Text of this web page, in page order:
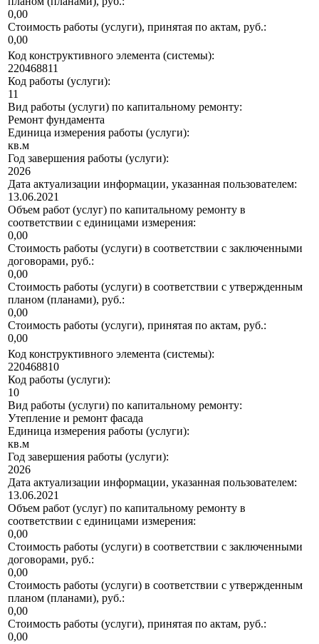
0,00
Стоимость работы (услуги), принятая по актам, руб.:
0,00
Код конструктивного элемента (системы):
220468811
Код работы (услуги):
11
Вид работы (услуги) по капитальному ремонту:
Ремонт фундамента
Единица измерения работы (услуги):
кв.м
Год завершения работы (услуги):
2026
Дата актуализации информации, указанная пользователем:
13.06.2021
Объем работ (услуг) по капитальному ремонту в
соответствии с единицами измерения:
0,00
Стоимость работы (услуги) в соответствии с заключенными
договорами, руб.:
0,00
Стоимость работы (услуги) в соответствии с утвержденным
планом (планами), руб.:
0,00
Стоимость работы (услуги), принятая по актам, руб.:
0,00
Код конструктивного элемента (системы):
220468810
Код работы (услуги):
10
Вид работы (услуги) по капитальному ремонту:
Утепление и ремонт фасада
Единица измерения работы (услуги):
кв.м
Год завершения работы (услуги):
2026
Дата актуализации информации, указанная пользователем:
13.06.2021
Объем работ (услуг) по капитальному ремонту в
соответствии с единицами измерения:
0,00
Стоимость работы (услуги) в соответствии с заключенными
договорами, руб.:
0,00
Стоимость работы (услуги) в соответствии с утвержденным
планом (планами), руб.:
0,00
Стоимость работы (услуги), принятая по актам, руб.:
0,00